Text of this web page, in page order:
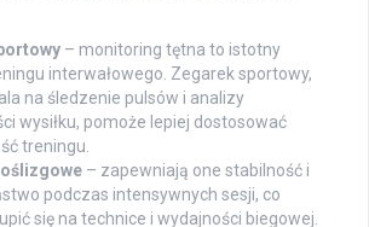
– monitoring tętna to istotny
interwałowego. Zegarek sportowy,
na śledzenie pulsów i analizy
wysiłku, pomoże lepiej dostosować
treningu.
– zapewniają one stabilność i
podczas intensywnych sesji, co
się na technice i wydajności biegowej.